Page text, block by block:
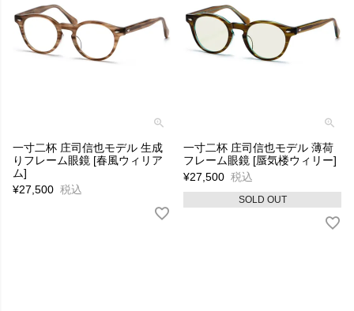
一寸二杯 庄司信也モデル 生成
りフレーム眼鏡 [春風ウィリア
ム]
¥27,500 税込
一寸二杯 庄司信也モデル 薄荷
フレーム眼鏡 [蜃気楼ウィリー]
¥27,500 税込
SOLD OUT